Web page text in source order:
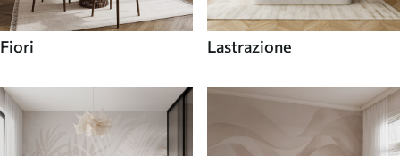
Fiori Lastrazione